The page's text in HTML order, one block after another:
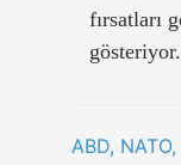
fırsatları
ABD,